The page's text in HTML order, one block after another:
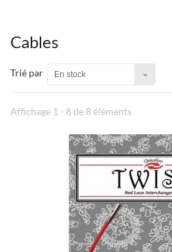
Cables
Trié par En stock
Affichage 1 - 8 de 8 éléments